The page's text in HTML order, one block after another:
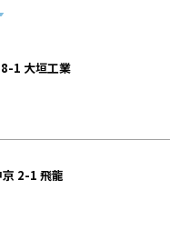
1 大垣工業
京 2-1 飛龍